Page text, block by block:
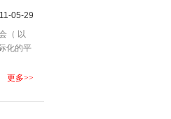
05-29
（ 以
化的平
更多>>